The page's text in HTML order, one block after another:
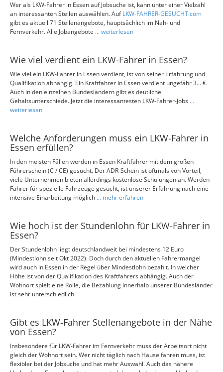
Wer als LKW-Fahrer in Essen auf Jobsuche ist, kann unter einer Vielzahl
an interessanten Stellen auswählen. AufLKW-FAHRER-GESUCHT.com
gibt es aktuell 71 Stellenangebote, hauptsächlich im Nah- und
Fernverkehr. Alle Jobangebote ... weiterlesen
Wie viel verdient ein LKW-Fahrer in Essen?
Wie viel ein LKW-Fahrer in Essen verdient, ist von seiner Erfahrung und
Qualifikation abhängig. Ein Kraftfahrer in Essen verdient ungefähr 3... €.
Auch in den einzelnen Bundesländern gibt es deutliche
Gehaltsunterschiede. Jetzt die interessantesten LKW-Fahrer-Jobs ...
weiterlesen
Welche Anforderungen muss ein LKW-Fahrer in
Essen erfüllen?
In den meisten Fällen werden in Essen Kraftfahrer mit dem großen
Führerschein (C / CE) gesucht. Der ADR-Schein ist oftmals von Vorteil,
viele Unternehmen bieten allerdings kostenlose Schulungen an. Werden
Fahrer für spezielle Fahrzeuge gesucht, ist unserer Erfahrung nach eine
intensive Einarbeitung möglich ... mehr erfahren
Wie hoch ist der Stundenlohn für LKW-Fahrer in
Essen?
Der Stundenlohn liegt deutschlandweit bei mindestens 12 Euro
(Mindestlohn seit Okt 2022). Doch durch den aktuellen Fahrermangel
wird auch in Essen in der Regel über Mindestlohn bezahlt. In welcher
Höhe ist von der Qualifikation des Kraftfahrers abhängig. Auch der
Wohnort spielt eine Rolle, die Bezahlung innerhalb unserer Bundesländer
ist sehr unterschiedlich.
Gibt es LKW-Fahrer Stellenangebote in der Nähe
von Essen?
Insbesondere für LKW-Fahrer im Fernverkehr muss der Arbeitsort nicht
gleich der Wohnort sein. Wer nicht täglich nach Hause fahren muss, ist
flexibler bei der Jobsuche und hat mehr Auswahl. Auch das nähere